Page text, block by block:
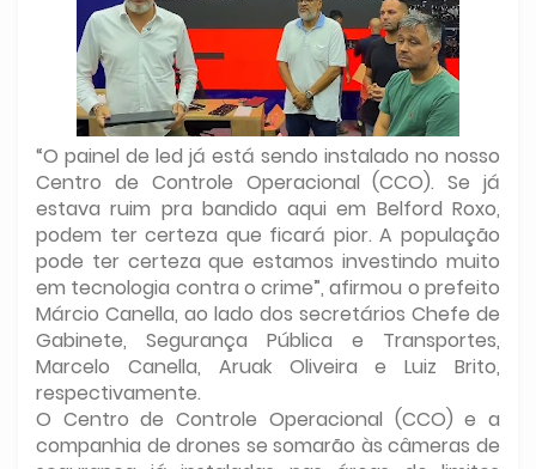
“O painel de led já está sendo instalado no nosso
Centro de Controle Operacional (CCO). Se já
estava ruim pra bandido aqui em Belford Roxo,
podem ter certeza que ficará pior. A população
pode ter certeza que estamos investindo muito
em tecnologia contra o crime”, afirmou o prefeito
Márcio Canella, ao lado dos secretários Chefe de
Gabinete, Segurança Pública e Transportes,
Marcelo Canella, Aruak Oliveira e Luiz Brito,
respectivamente.
O Centro de Controle Operacional (CCO) e a
companhia de drones se somarão às câmeras de